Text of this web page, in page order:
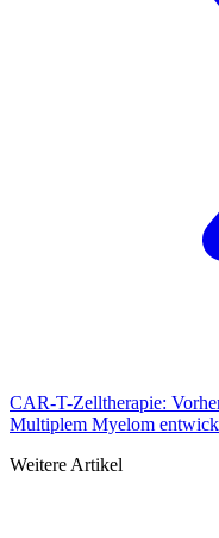
CAR-T-Zelltherapie:
Multiplem Myelom
Weitere Artikel